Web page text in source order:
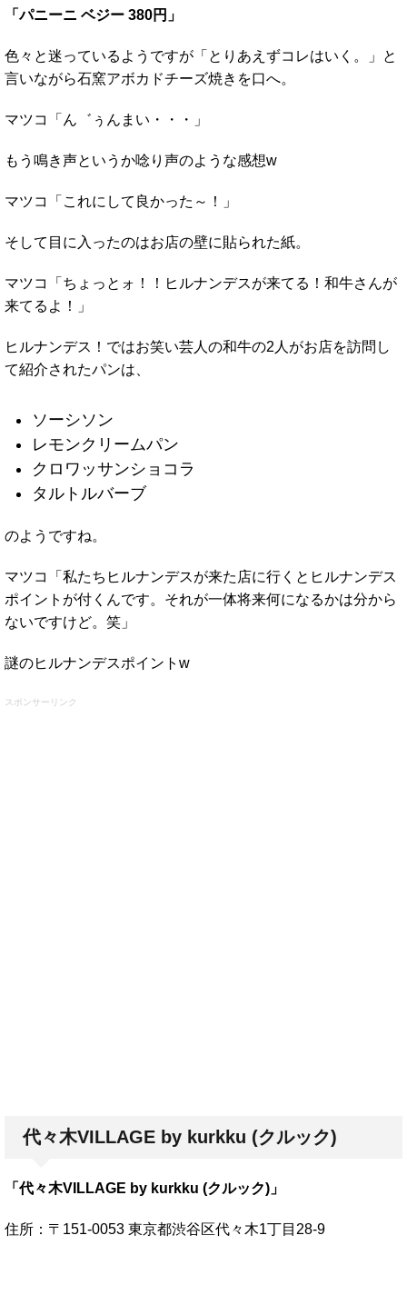
「パニーニ ベジー 380円」
色々と迷っているようですが「とりあえずコレはいく。」と
言いながら石窯アボカドチーズ焼きを口へ。
マツコ「ん゛ぅんまい・・・」
もう鳴き声というか唸り声のような感想w
マツコ「これにして良かった～！」
そして目に入ったのはお店の壁に貼られた紙。
マツコ「ちょっとォ！！ヒルナンデスが来てる！和牛さんが
来てるよ！」
ヒルナンデス！ではお笑い芸人の和牛の2人がお店を訪問し
て紹介されたパンは、
ソーシソン
レモンクリームパン
クロワッサンショコラ
タルトルバーブ
のようですね。
マツコ「私たちヒルナンデスが来た店に行くとヒルナンデス
ポイントが付くんです。それが一体将来何になるかは分から
ないですけど。笑」
謎のヒルナンデスポイントw
スポンサーリンク
代々木VILLAGE by kurkku (クルック)
「代々木VILLAGE by kurkku (クルック)」
住所：〒151-0053 東京都渋谷区代々木1丁目28-9